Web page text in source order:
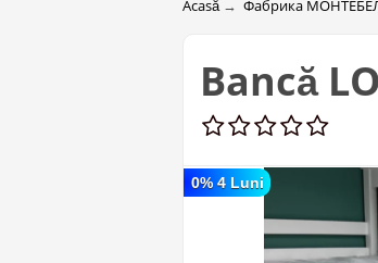
Acasă → Фабрика
Bancă
0% 4 Luni